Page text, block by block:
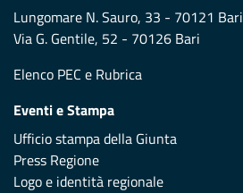
Lungomare N. Sauro, 33 - 70121 Bari
Via G. Gentile, 52 - 70126 Bari
Elenco PEC e Rubrica
Eventi e Stampa
Ufficio stampa della Giunta
Press Regione
Logo e identità regionale